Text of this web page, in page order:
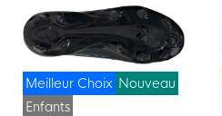
Meilleur Choix Nouveau
Enfants